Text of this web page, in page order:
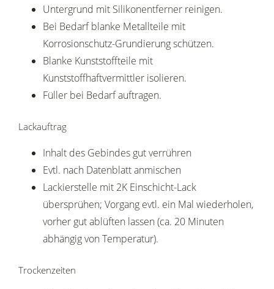
Untergrund mit Silikonentferner reinigen.
Bei Bedarf blanke Metallteile mit
Korrosionschutz-Grundierung schützen.
Blanke Kunststoffteile mit
Kunststoffhaftvermittler isolieren.
Füller bei Bedarf auftragen.
Lackauftrag
Inhalt des Gebindes gut verrühren
Evtl. nach Datenblatt anmischen
Lackierstelle mit 2K Einschicht-Lack
übersprühen; Vorgang evtl. ein Mal wiederholen,
vorher gut ablüften lassen (ca. 20 Minuten
abhängig von Temperatur).
Trockenzeiten